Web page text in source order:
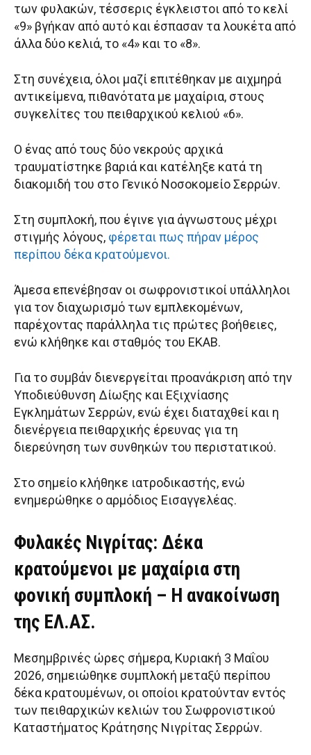
των φυλακών, τέσσερις έγκλειστοι από το κελί
«9» βγήκαν από αυτό και έσπασαν τα λουκέτα από
άλλα δύο κελιά, το «4» και το «8».
Στη συνέχεια, όλοι μαζί επιτέθηκαν με αιχμηρά
αντικείμενα, πιθανότατα με μαχαίρια, στους
συγκελίτες του πειθαρχικού κελιού «6».
Ο ένας από τους δύο νεκρούς αρχικά
τραυματίστηκε βαριά και κατέληξε κατά τη
διακομιδή του στο Γενικό Νοσοκομείο Σερρών.
Στη συμπλοκή, που έγινε για άγνωστους μέχρι
στιγμής λόγους, φέρεται πως πήραν μέρος
περίπου δέκα κρατούμενοι.
Άμεσα επενέβησαν οι σωφρονιστικοί υπάλληλοι
για τον διαχωρισμό των εμπλεκομένων,
παρέχοντας παράλληλα τις πρώτες βοήθειες,
ενώ κλήθηκε και σταθμός του ΕΚΑΒ.
Για το συμβάν διενεργείται προανάκριση από την
Υποδιεύθυνση Δίωξης και Εξιχνίασης
Εγκλημάτων Σερρών, ενώ έχει διαταχθεί και η
διενέργεια πειθαρχικής έρευνας για τη
διερεύνηση των συνθηκών του περιστατικού.
Στο σημείο κλήθηκε ιατροδικαστής, ενώ
ενημερώθηκε ο αρμόδιος Εισαγγελέας.
Φυλακές Νιγρίτας: Δέκα
κρατούμενοι με μαχαίρια στη
φονική συμπλοκή – Η ανακοίνωση
της ΕΛ.ΑΣ.
Μεσημβρινές ώρες σήμερα, Κυριακή 3 Μαΐου
2026, σημειώθηκε συμπλοκή μεταξύ περίπου
δέκα κρατουμένων, οι οποίοι κρατούνταν εντός
των πειθαρχικών κελιών του Σωφρονιστικού
Καταστήματος Κράτησης Νιγρίτας Σερρών.